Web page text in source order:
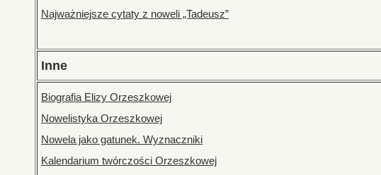
Najważniejsze cytaty z noweli „Tadeusz”
Inne
Biografia Elizy Orzeszkowej
Nowelistyka Orzeszkowej
Nowela jako gatunek. Wyznaczniki
Kalendarium twórczości Orzeszkowej